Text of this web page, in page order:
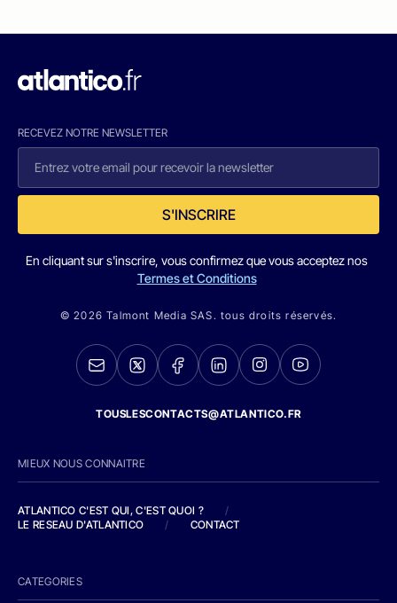
RECEVEZ NOTRE NEWSLETTER
S'INSCRIRE
En cliquant sur s'inscrire, vous confirmez que vous acceptez nos
Termes et Conditions
© 2026 Talmont Media SAS. tous droits réservés.
TOUSLESCONTACTS@ATLANTICO.FR
MIEUX NOUS CONNAITRE
ATLANTICO C'EST QUI, C'EST QUOI ?
/
LE RESEAU D'ATLANTICO
/ CONTACT
CATEGORIES